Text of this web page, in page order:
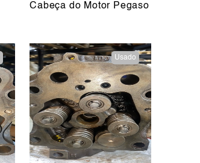
Cabeça do Motor Pegaso
Usado